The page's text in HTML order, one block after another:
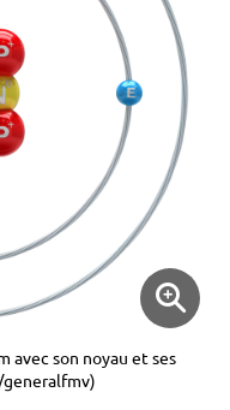
avec son noyau et ses
/generalfmv)